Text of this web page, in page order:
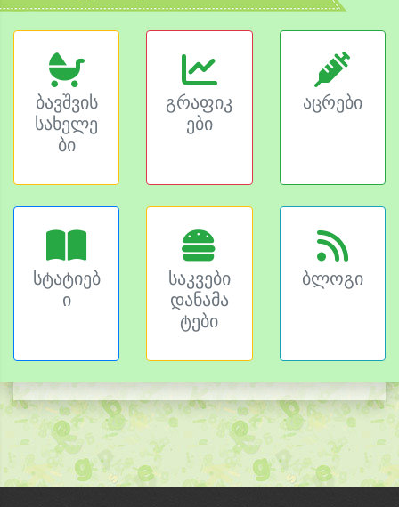
ბავშვის
სახელე
ბი
გრაფიკ
ები
აცრები
სტატიებ
ი
საკვები
დანამა
ტები
ბლოგი